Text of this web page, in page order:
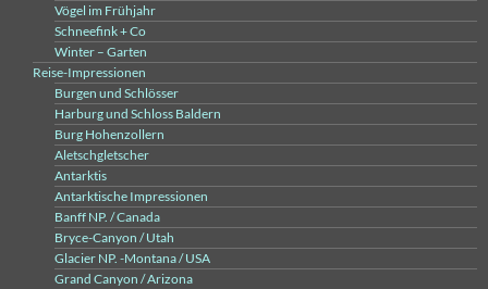
Vögel im Frühjahr
Schneefink + Co
Winter – Garten
Reise-Impressionen
Burgen und Schlösser
Harburg und Schloss Baldern
Burg Hohenzollern
Aletschgletscher
Antarktis
Antarktische Impressionen
Banff NP. / Canada
Bryce-Canyon / Utah
Glacier NP. -Montana / USA
Grand Canyon / Arizona